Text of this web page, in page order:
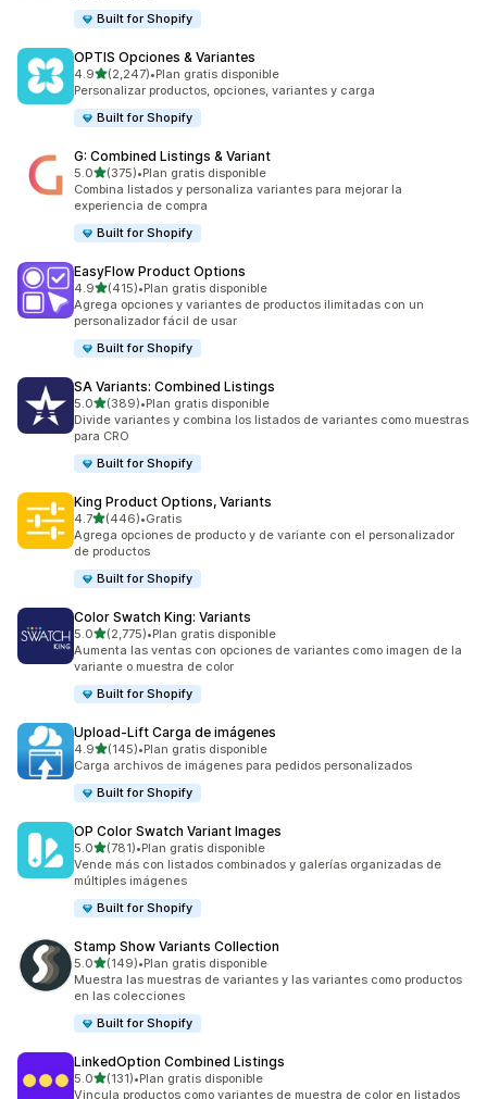
Built for Shopify
OPTIS Opciones & Variantes
4.9de 5 estrellas
(2,247)
2247 reseñas en total
•Plan gratis disponible
Personalizar productos, opciones, variantes y carga
Built for Shopify
G: Combined Listings & Variant
5.0de 5 estrellas
(375)
375 reseñas en total
•Plan gratis disponible
Combina listados y personaliza variantes para mejorar la
experiencia de compra
Built for Shopify
EasyFlow Product Options
4.9de 5 estrellas
(415)
415 reseñas en total
•Plan gratis disponible
Agrega opciones y variantes de productos ilimitadas con un
personalizador fácil de usar
Built for Shopify
SA Variants: Combined Listings
5.0de 5 estrellas
(389)
389 reseñas en total
•Plan gratis disponible
Divide variantes y combina los listados de variantes como muestras
para CRO
Built for Shopify
King Product Options, Variants
4.7de 5 estrellas
(446)
446 reseñas en total
•Gratis
Agrega opciones de producto y de variante con el personalizador
de productos
Built for Shopify
Color Swatch King: Variants
5.0de 5 estrellas
(2,775)
2775 reseñas en total
•Plan gratis disponible
Aumenta las ventas con opciones de variantes como imagen de la
variante o muestra de color
Built for Shopify
Upload‑Lift Carga de imágenes
4.9de 5 estrellas
(145)
145 reseñas en total
•Plan gratis disponible
Carga archivos de imágenes para pedidos personalizados
Built for Shopify
OP Color Swatch Variant Images
5.0de 5 estrellas
(781)
781 reseñas en total
•Plan gratis disponible
Vende más con listados combinados y galerías organizadas de
múltiples imágenes
Built for Shopify
Stamp Show Variants Collection
5.0de 5 estrellas
(149)
149 reseñas en total
•Plan gratis disponible
Muestra las muestras de variantes y las variantes como productos
en las colecciones
Built for Shopify
LinkedOption Combined Listings
5.0de 5 estrellas
(131)
131 reseñas en total
•Plan gratis disponible
Vincula productos como variantes de muestra de color en listados